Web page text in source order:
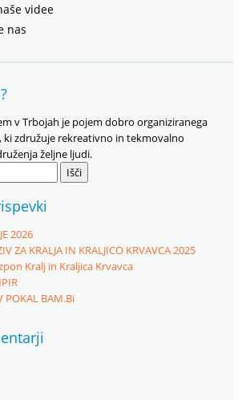
videe
nas
v Trbojah je pojem dobro organiziranega
združuje rekreativno in tekmovalno
željne ljudi.
2026
ZA KRALJA IN KRALJICO KRVAVCA 2025
Kralj in Kraljica Krvavca
POKAL BAM.Bi